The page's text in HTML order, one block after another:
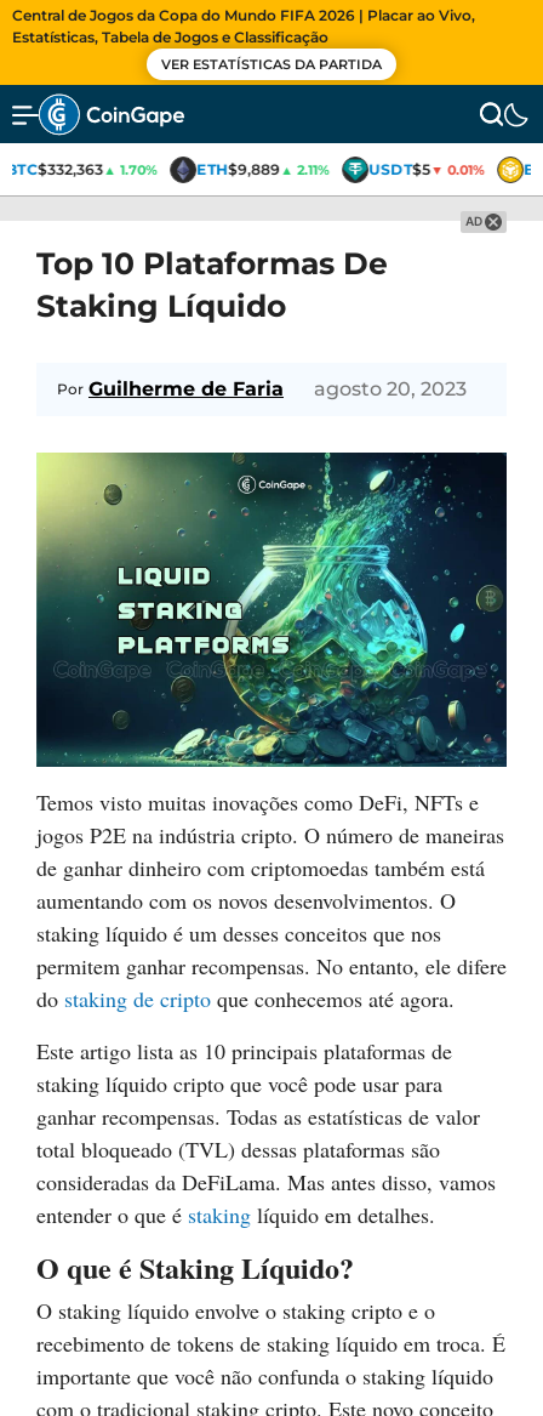
Central de Jogos da Copa do Mundo FIFA 2026 | Placar ao Vivo,
Estatísticas, Tabela de Jogos e Classificação
VER ESTATÍSTICAS DA PARTIDA
BTC$332,363▲ 1.70% ETH$9,889▲ 2.11% USDT$5▼ 0.01%
AD
Top 10 Plataformas De
Staking Líquido
Por Guilherme de Faria agosto 20, 2023
Temos visto muitas inovações como DeFi, NFTs e
jogos P2E na indústria cripto. O número de maneiras
de ganhar dinheiro com criptomoedas também está
aumentando com os novos desenvolvimentos. O
staking líquido é um desses conceitos que nos
permitem ganhar recompensas. No entanto, ele difere
do staking de cripto que conhecemos até agora.
Este artigo lista as 10 principais plataformas de
staking líquido cripto que você pode usar para
ganhar recompensas. Todas as estatísticas de valor
total bloqueado (TVL) dessas plataformas são
consideradas da DeFiLama. Mas antes disso, vamos
entender o que é staking líquido em detalhes.
O que é StakingLíquido?
O staking líquido envolve o staking cripto e o
recebimento de tokens de staking líquido em troca. É
importante que você não confunda o staking líquido
com o tradicional staking cripto. Este novo conceito